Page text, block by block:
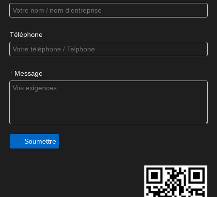
Téléphone
* Message
Soumettre